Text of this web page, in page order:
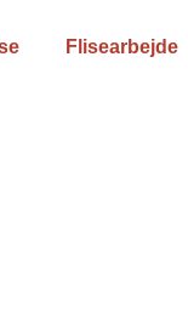
Flisearbejde